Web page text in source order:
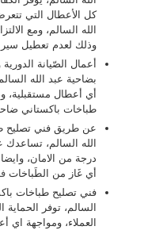
كل الأعطال التي
الله السالم، ومع
وذلك لعدم تعطيل
أعمال الصّيانة
بضاحية عبد الله
أي أعطال
طباخات باكستاني
عن طريق فني تصليح
الله السالم،
درجة من الامان،
أي غَاز من الطَباخات
فني تصليح طباخات
السالم، توفر
العملاء، ومواجهة